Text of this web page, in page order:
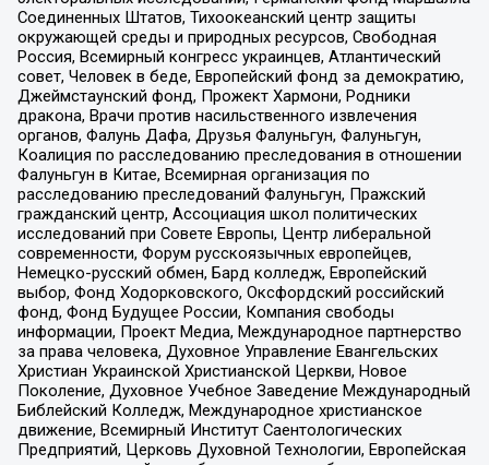
Соединенных Штатов, Тихоокеанский центр защиты
окружающей среды и природных ресурсов, Свободная
Россия, Всемирный конгресс украинцев, Атлантический
совет, Человек в беде, Европейский фонд за демократию,
Джеймстаунский фонд, Прожект Хармони, Родники
дракона, Врачи против насильственного извлечения
органов, Фалунь Дафа, Друзья Фалуньгун, Фалуньгун,
Коалиция по расследованию преследования в отношении
Фалуньгун в Китае, Всемирная организация по
расследованию преследований Фалуньгун, Пражский
гражданский центр, Ассоциация школ политических
исследований при Совете Европы, Центр либеральной
современности, Форум русскоязычных европейцев,
Немецко-русский обмен, Бард колледж, Европейский
выбор, Фонд Ходорковского, Оксфордский российский
фонд, Фонд Будущее России, Компания свободы
информации, Проект Медиа, Международное партнерство
за права человека, Духовное Управление Евангельских
Христиан Украинской Христианской Церкви, Новое
Поколение, Духовное Учебное Заведение Международный
Библейский Колледж, Международное христианское
движение, Всемирный Институт Саентологических
Предприятий, Церковь Духовной Технологии, Европейская